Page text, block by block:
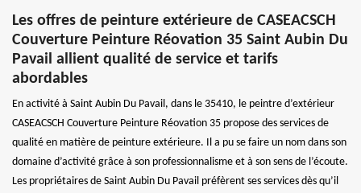
Les offres de peinture extérieure de CASEACSCH
Couverture Peinture Réovation 35 Saint Aubin Du
Pavail allient qualité de service et tarifs
abordables
En activité à Saint Aubin Du Pavail, dans le 35410, le peintre d’extérieur
CASEACSCH Couverture Peinture Réovation 35 propose des services de
qualité en matière de peinture extérieure. Il a pu se faire un nom dans son
domaine d’activité grâce à son professionnalisme et à son sens de l’écoute.
Les propriétaires de Saint Aubin Du Pavail préfèrent ses services dès qu’il